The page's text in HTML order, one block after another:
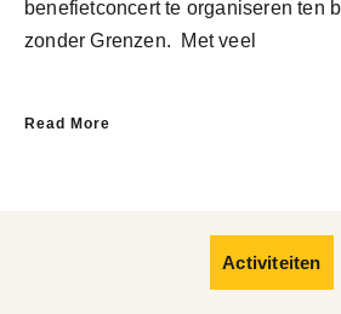
benefietconcert te organiseren ten
zonder Grenzen. Met veel
Read More
Activiteiten